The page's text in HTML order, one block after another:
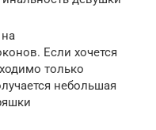
Если хочется
только
небольшая